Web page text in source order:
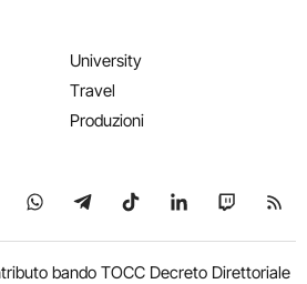
University
Travel
Produzioni
X su YouTube
Seguici su WhatsApp
Seguici su Telegram
Seguici su TikTok
Seguici su
Seguici
bando TOCC Decreto Direttoriale